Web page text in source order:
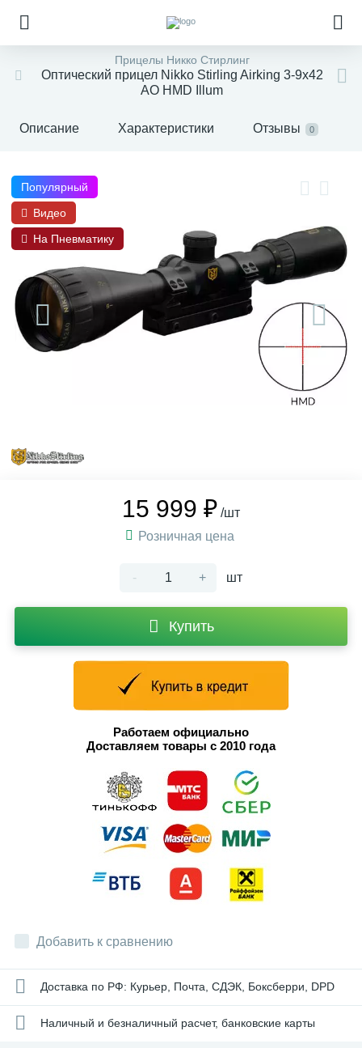
Прицелы Никко Стирлинг
Оптический прицел Nikko Stirling Airking 3-9x42
AO HMD Illum
Описание Характеристики Отзывы 0
Популярный
Видео
На Пневматику
15 999 ₽ /шт
Розничная цена
- + шт
Купить
Работаем официально
Доставляем товары с 2010 года
Добавить к сравнению
Доставка по РФ: Курьер, Почта, СДЭК, Боксберри, DPD
Наличный и безналичный расчет, банковские карты